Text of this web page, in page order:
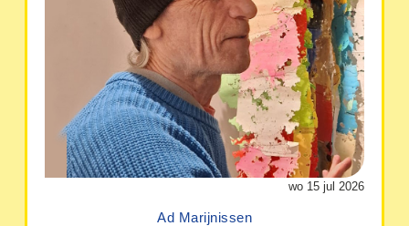
wo 15 jul 2026
Ad Marijnissen